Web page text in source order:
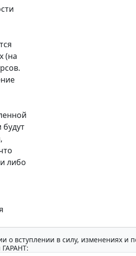
(на
либо
о вступлении в силу, изменениях и